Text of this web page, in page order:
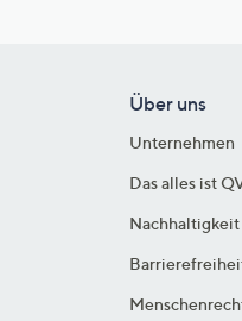
Über uns
Unternehmen
Das alles ist
Nachhaltigkeit